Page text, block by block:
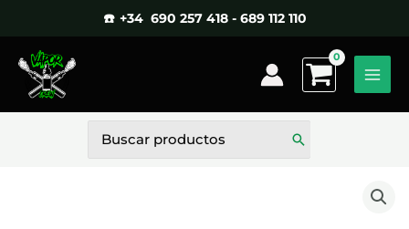
contenido
☎️ +34 690 257 418 - 689 112 110
por: